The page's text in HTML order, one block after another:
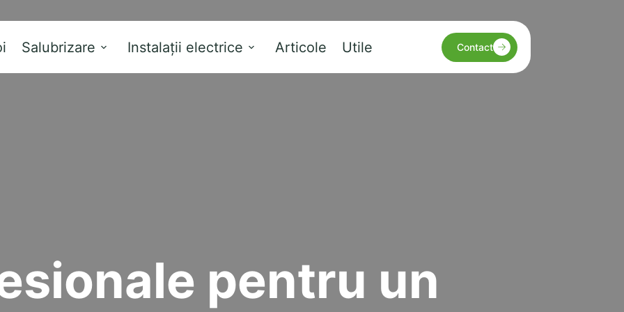
Salubrizare Instalații electrice Articole Utile Contact
pentru un